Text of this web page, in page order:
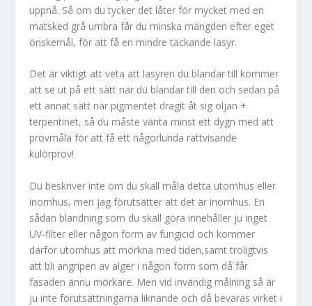
uppnå. Så om du tycker det låter för mycket med en
matsked grå umbra får du minska mängden efter eget
önskemål, för att få en mindre täckande lasyr.
Det är viktigt att veta att lasyren du blandar till kommer
att se ut på ett sätt när du blandar till den och sedan på
ett annat sätt när pigmentet dragit åt sig oljan +
terpentinet, så du måste vänta minst ett dygn med att
provmåla för att få ett någorlunda rättvisande
kulörprov!
Du beskriver inte om du skall måla detta utomhus eller
inomhus, men jag förutsätter att det är inomhus. En
sådan blandning som du skall göra innehåller ju inget
UV-filter eller någon form av fungicid och kommer
därför utomhus att mörkna med tiden,samt troligtvis
att bli angripen av alger i någon form som då får
fasaden ännu mörkare. Men vid invändig målning så är
ju inte förutsättningarna liknande och då bevaras virket i